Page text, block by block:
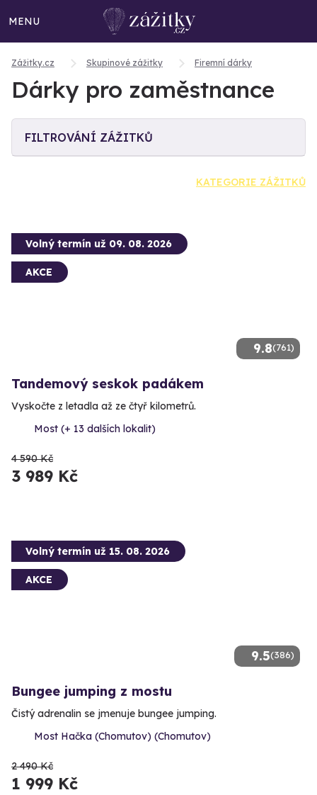
MENU
Zážitky.cz Skupinové zážitky Firemní dárky
Dárky pro zaměstnance
FILTROVÁNÍ ZÁŽITKŮ
KATEGORIE ZÁŽITKŮ
9.8(761)
Volný termín už 09. 08. 2026
AKCE
Tandemový seskok padákem
Vyskočte z letadla až ze čtyř kilometrů.
Most (+ 13 dalších lokalit)
4 590 Kč
3 989 Kč
9.5(386)
Volný termín už 15. 08. 2026
AKCE
Bungee jumping z mostu
Čistý adrenalin se jmenuje bungee jumping.
Most Hačka (Chomutov) (Chomutov)
2 490 Kč
1 999 Kč